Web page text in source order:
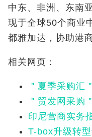
中东、非洲、东南
现于全球50个商业
都雅加达，协助港
相关网页：
＂夏季采购汇
＂贸发网采购
印尼营商实务
T-box升级转型